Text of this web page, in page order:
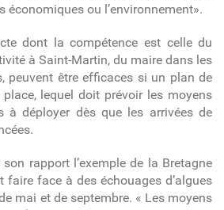
économiques ou l’environnement».
dont la compétence est celle du
à Saint-Martin, du maire dans les
peuvent être efficaces si un plan de
lequel doit prévoir les moyens
à déployer dès que les arrivées de
rapport l’exemple de la Bretagne
faire face à des échouages d’algues
mai et de septembre. « Les moyens